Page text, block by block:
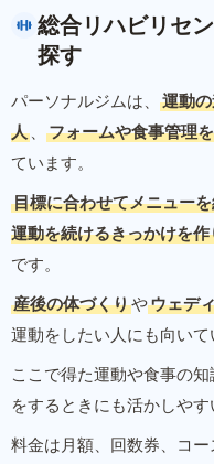
総合リハビリセ
探す
パーソナルジムは、
運動
人 、 フォームや食事管理
ています。
目標に合わせてメニュー
運動を続けるきっかけを
です。
産後の体づくりやウェデ
運動をしたい人にも向いて
ここで得た運動や食事の
をするときにも活かしやす
料金は月額、回数券、コ